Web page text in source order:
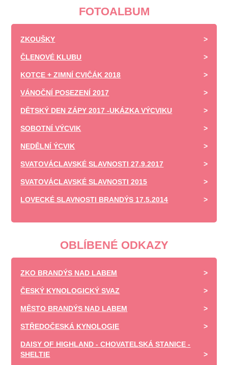
FOTOALBUM
ZKOUŠKY
ČLENOVÉ KLUBU
KOTCE + ZIMNÍ CVIČÁK 2018
VÁNOČNÍ POSEZENÍ 2017
DĚTSKÝ DEN ZÁPY 2017 -UKÁZKA VÝCVIKU
SOBOTNÍ VÝCVIK
NEDĚLNÍ ÝCVIK
SVATOVÁCLAVSKÉ SLAVNOSTI 27.9.2017
SVATOVÁCLAVSKÉ SLAVNOSTI 2015
LOVECKÉ SLAVNOSTI BRANDÝS 17.5.2014
OBLÍBENÉ ODKAZY
ZKO BRANDÝS NAD LABEM
ČESKÝ KYNOLOGICKÝ SVAZ
MĚSTO BRANDÝS NAD LABEM
STŘEDOČESKÁ KYNOLOGIE
DAISY OF HIGHLAND - CHOVATELSKÁ STANICE -
SHELTIE